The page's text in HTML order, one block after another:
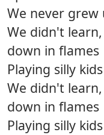
We never grew
We didn't
down in flames
Playing silly
We didn't
down in flames
Playing silly